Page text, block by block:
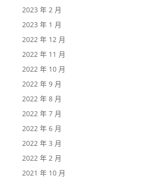
2023 年 2 月
2023 年 1 月
2022 年 12 月
2022 年 11 月
2022 年 10 月
2022 年 9 月
2022 年 8 月
2022 年 7 月
2022 年 6 月
2022 年 3 月
2022 年 2 月
2021 年 10 月